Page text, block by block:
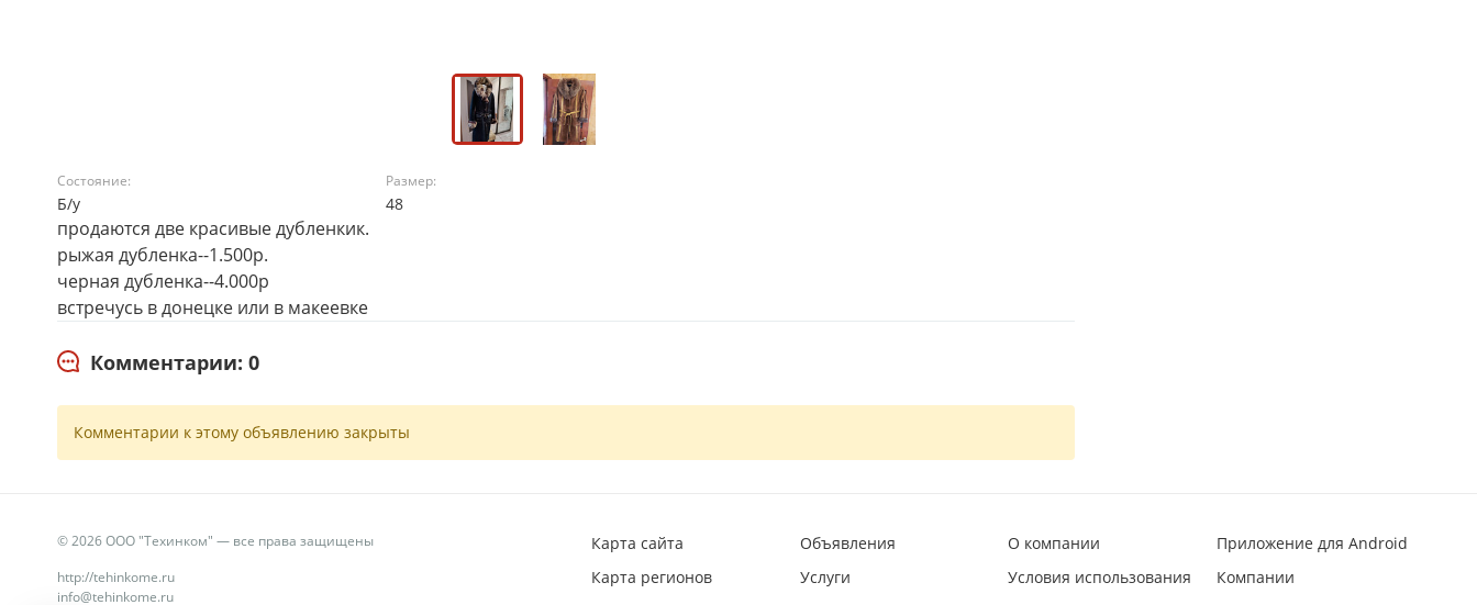
Состояние:
Б/у
Размер:
48
продаются две красивые дубленкик.
рыжая дубленка--1.500р.
черная дубленка--4.000р
встречусь в донецке или в макеевке
Комментарии: 0
Комментарии к этому объявлению закрыты
© 2026 ООО "Техинком" — все права защищены
http://tehinkome.ru
info@tehinkome.ru
Карта сайта
Карта регионов
Объявления
Услуги
О компании
Условия использования
Приложение для Android
Компании